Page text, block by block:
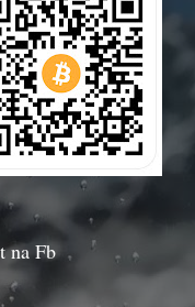
na Fb